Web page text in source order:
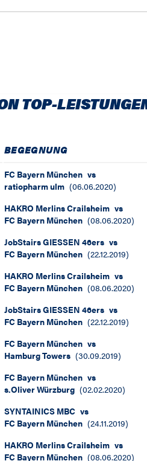
TOP-
BEGEGNUNG
FC Bayern München vs
ratiopharm ulm (06.06.2020)
HAKRO Merlins Crailsheim vs
FC Bayern München (08.06.2020)
JobStairs GIESSEN 46ers vs
FC Bayern München (22.12.2019)
HAKRO Merlins Crailsheim vs
FC Bayern München (08.06.2020)
JobStairs GIESSEN 46ers vs
FC Bayern München (22.12.2019)
FC Bayern München vs
Hamburg Towers (30.09.2019)
FC Bayern München vs
s.Oliver Würzburg (02.02.2020)
SYNTAINICS MBC vs
FC Bayern München (24.11.2019)
HAKRO Merlins Crailsheim vs
FC Bayern München (08.06.2020)